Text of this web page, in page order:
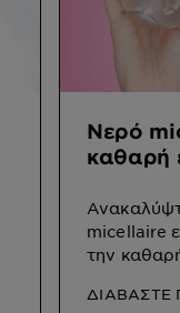
Νερό
καθαρή
micellaire
την
ΔΙΑΒΑΣΤΕ